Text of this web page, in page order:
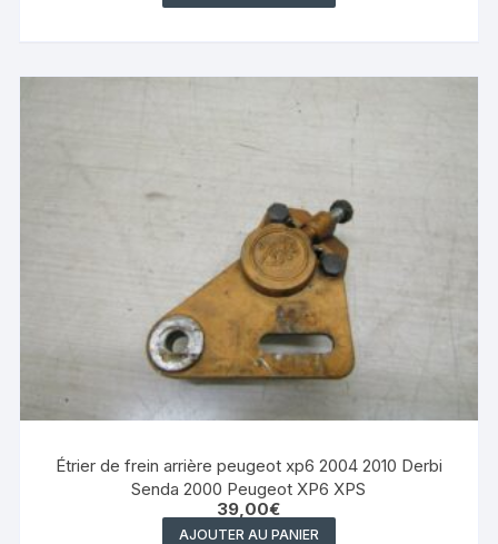
Étrier de frein arrière peugeot xp6 2004 2010 Derbi
Senda 2000 Peugeot XP6 XPS
39,00€
AJOUTER AU PANIER